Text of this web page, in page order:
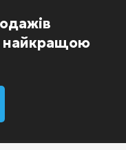
найкращою